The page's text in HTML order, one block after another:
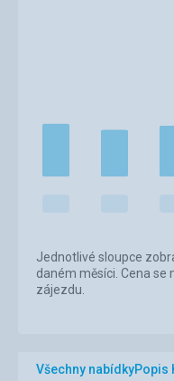
Jednotlivé sloupce
daném měsíci. Cena se
zájezdu.
Všechny nabídkyPopis